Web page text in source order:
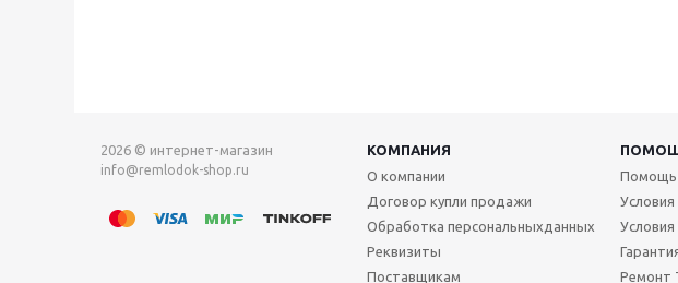
2026 © интернет-магазин
info@remlodok-shop.ru
КОМПАНИЯ
О компании
Договор купли продажи
Обработка персональныхданных
Реквизиты
Поставщикам
Помощь
Ремонт